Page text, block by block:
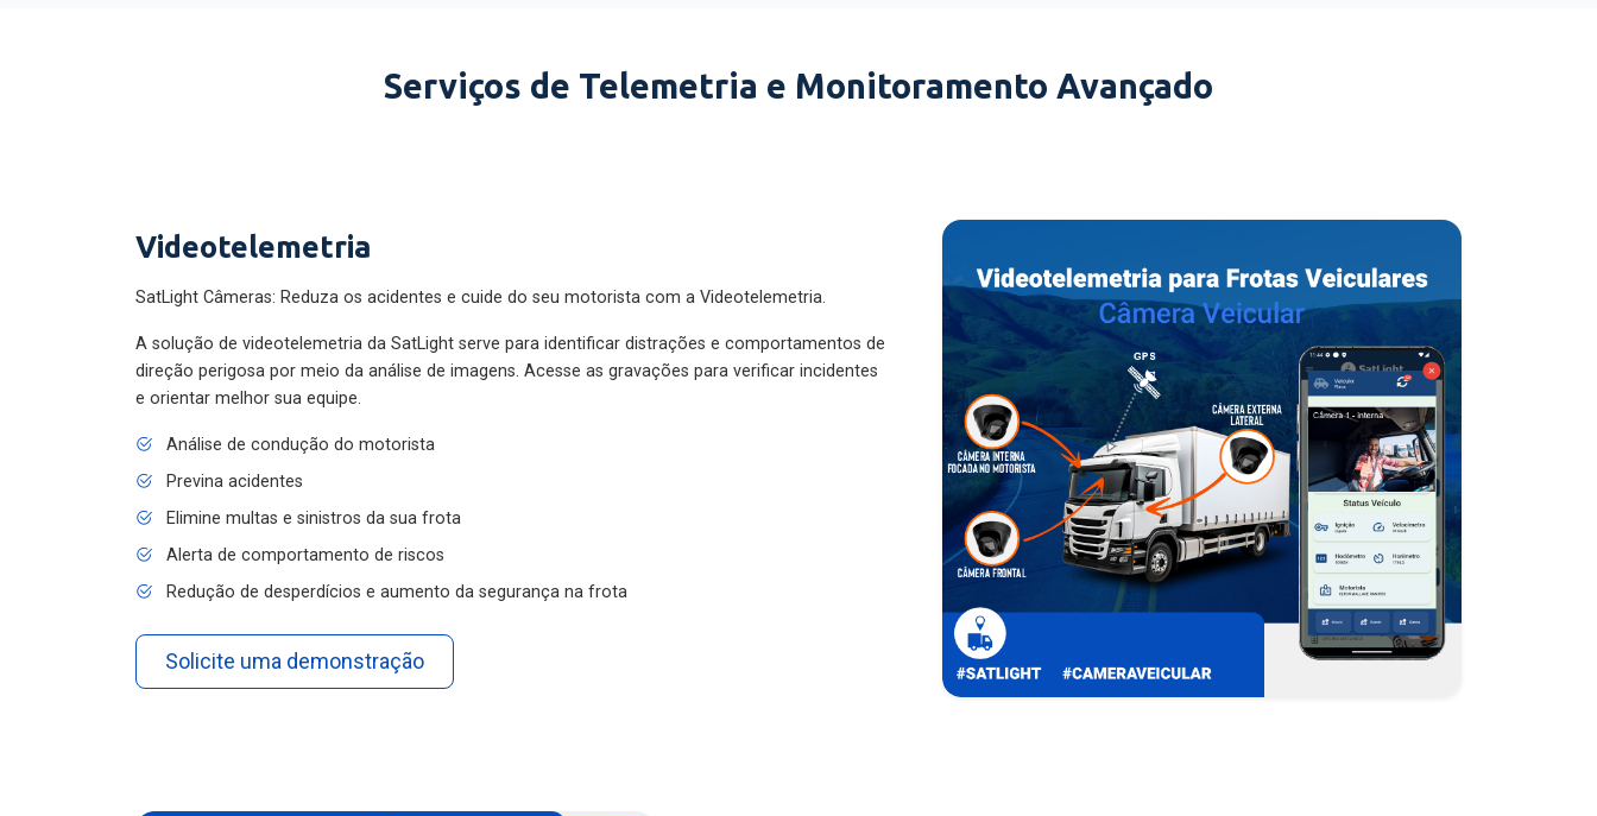
Serviços de Telemetria e Monitoramento Avançado
Videotelemetria
SatLight Câmeras: Reduza os acidentes e cuide do seu motorista com a Videotelemetria.
A solução de videotelemetria da SatLight serve para identificar distrações e comportamentos de
direção perigosa por meio da análise de imagens. Acesse as gravações para verificar incidentes
e orientar melhor sua equipe.
Análise de condução do motorista
Previna acidentes
Elimine multas e sinistros da sua frota
Alerta de comportamento de riscos
Redução de desperdícios e aumento da segurança na frota
Solicite uma demonstração